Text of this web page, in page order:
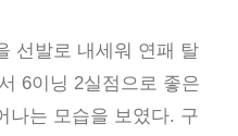
선발로 내세워 연패 탈
6이닝 2실점으로 좋은
나는 모습을 보였다. 구